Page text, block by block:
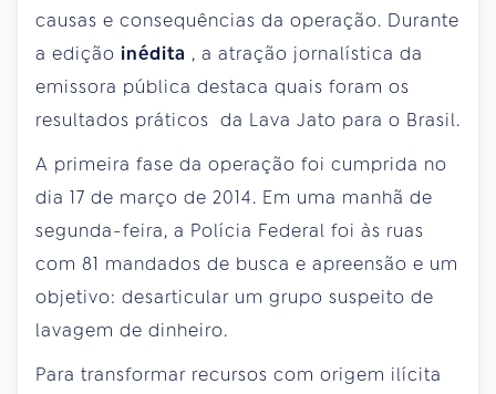
causas e consequências da operação. Durante
a edição inédita , a atração jornalística da
emissora pública destaca quais foram os
resultados práticos da Lava Jato para o Brasil.
A primeira fase da operação foi cumprida no
dia 17 de março de 2014. Em uma manhã de
segunda-feira, a Polícia Federal foi às ruas
com 81 mandados de busca e apreensão e um
objetivo: desarticular um grupo suspeito de
lavagem de dinheiro.
Para transformar recursos com origem ilícita